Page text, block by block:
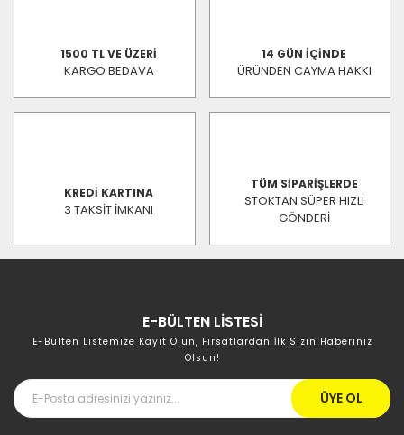
1500 TL VE ÜZERİ
KARGO BEDAVA
14 GÜN İÇİNDE
ÜRÜNDEN CAYMA HAKKI
KREDİ KARTINA
3 TAKSİT İMKANI
TÜM SİPARİŞLERDE
STOKTAN SÜPER HIZLI
GÖNDERİ
E-BÜLTEN LİSTESİ
E-Bülten Listemize Kayıt Olun, Fırsatlardan İlk Sizin Haberiniz
Olsun!
ÜYE OL